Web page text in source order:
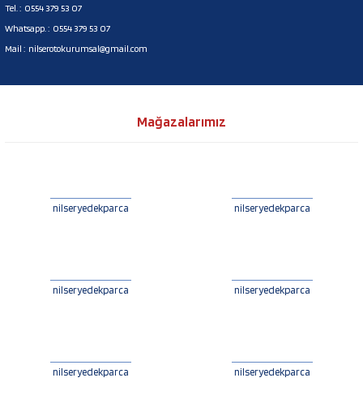
Tel. : 0554 379 53 07
Whatsapp. : 0554 379 53 07
Mail : nilserotokurumsal@gmail.com
Mağazalarımız
nilseryedekparca nilseryedekparca
nilseryedekparca nilseryedekparca
nilseryedekparca nilseryedekparca